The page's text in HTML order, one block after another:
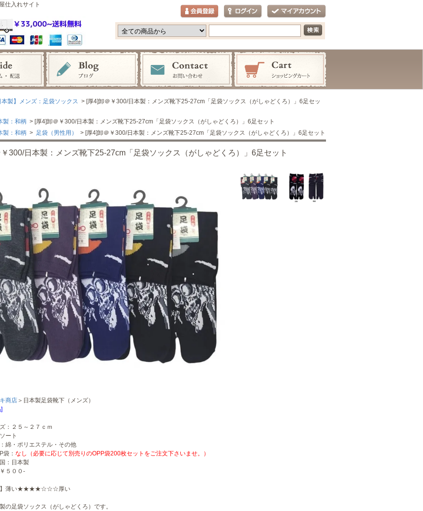
仕入れサイト
本製】メンズ：足袋ソックス > [厚4]卸＠￥300/日本製：メンズ靴下25-27cm「足袋ソックス（がしゃどくろ）」6足セッ
製：和柄 > [厚4]卸＠￥300/日本製：メンズ靴下25-27cm「足袋ソックス（がしゃどくろ）」6足セット
製：和柄 > 足袋（男性用） > [厚4]卸＠￥300/日本製：メンズ靴下25-27cm「足袋ソックス（がしゃどくろ）」6足セット
￥300/日本製：メンズ靴下25-27cm「足袋ソックス（がしゃどくろ）」6足セット
商店 ＞日本製足袋靴下（メンズ）
：２５～２７ｃｍ
ート
綿・ポリエステル・その他
： なし（必要に応じて別売りのOPP袋200枚セットをご注文下さいませ。）
：日本製
５００-
み】薄い★★★★☆☆☆厚い
の足袋ソックス（がしゃどくろ）です。